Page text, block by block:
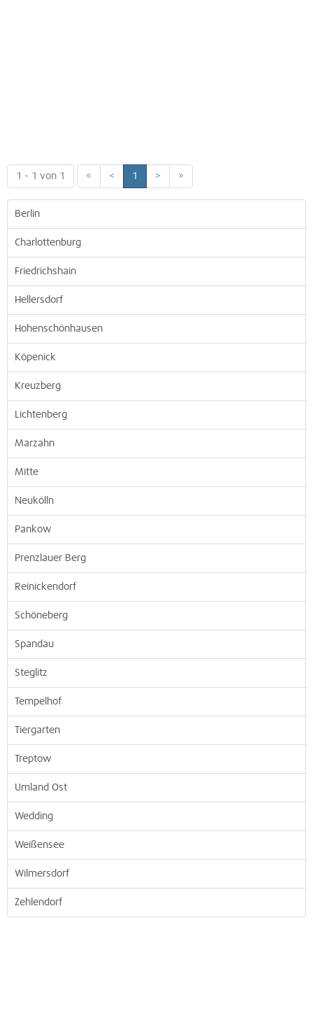
1 - 1 von 1 « < 1 > »
Berlin
Charlottenburg
Friedrichshain
Hellersdorf
Hohenschönhausen
Köpenick
Kreuzberg
Lichtenberg
Marzahn
Mitte
Neukölln
Pankow
Prenzlauer Berg
Reinickendorf
Schöneberg
Spandau
Steglitz
Tempelhof
Tiergarten
Treptow
Umland Ost
Wedding
Weißensee
Wilmersdorf
Zehlendorf